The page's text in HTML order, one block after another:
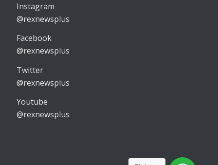
Instagram
@rexnewsplus
Facebook
@rexnewsplus
Twitter
@rexnewsplus
Youtube
@rexnewsplus